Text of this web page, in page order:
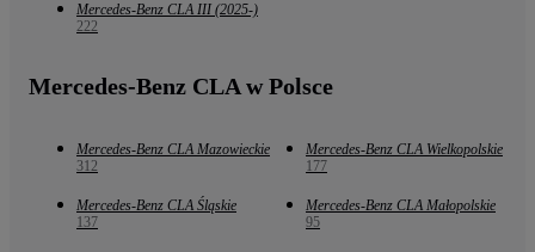
Mercedes-Benz CLA III (2025-)
222
Mercedes-Benz CLA w Polsce
Mercedes-Benz CLA Mazowieckie
312
Mercedes-Benz CLA Wielkopolskie
177
Mercedes-Benz CLA Śląskie
137
Mercedes-Benz CLA Małopolskie
95